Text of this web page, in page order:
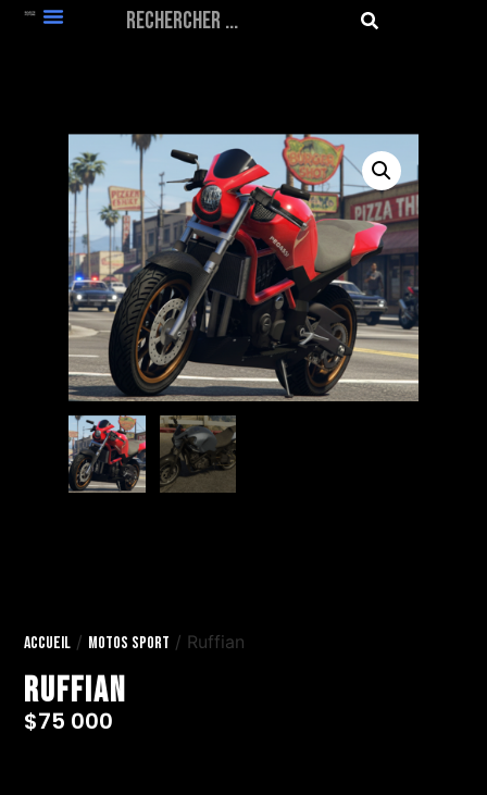
Accueil / Motos Sport / Ruffian
Ruffian
$75 000